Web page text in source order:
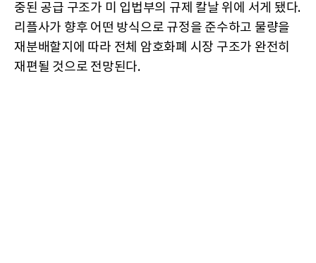
중된 공급 구조가 미 입법부의 규제 칼날 위에 서게 됐다.
리플사가 향후 어떤 방식으로 규정을 준수하고 물량을
재분배할지에 따라 전체 암호화폐 시장 구조가 완전히
재편될 것으로 전망된다.